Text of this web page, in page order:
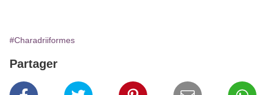
#Charadriiformes
Partager